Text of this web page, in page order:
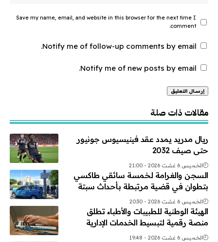
Save my name, email, and website in this browser for the next time I
comment.
Notify me of follow-up comments by email.
Notify me of new posts by email.
مقالات ذات صلة
ريال مدريد يمدد عقد فينيسيوس جونيور
حتى صيف 2032
الخميس 6 غشت 2026 - 21:00
السجن والغرامة لخمسة سائقي طاكسي
بتطوان في قضية مرتبطة بأحداث سبتة
الخميس 6 غشت 2026 - 20:30
الهيئة الوطنية للطبيبات والأطباء تطلق
منصة رقمية لتبسيط الخدمات الإدارية
الخميس 6 غشت 2026 - 19:48